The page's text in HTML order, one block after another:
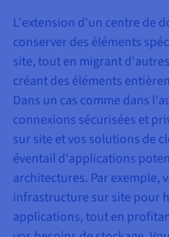
L'extension d'un centre de
conserver des éléments
site, tout en migrant
créant des éléments
Dans un cas comme dans
connexions sécurisées et
sur site et vos solutions de
éventail d'applications
architectures. Par exemple,
infrastructure sur site pour
applications, tout en